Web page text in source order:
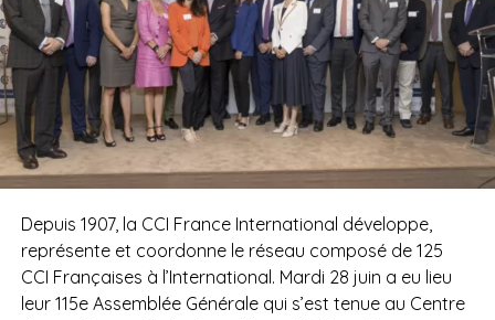
Depuis 1907, la CCI France International développe,
représente et coordonne le réseau composé de 125
CCI Françaises à l’International. Mardi 28 juin a eu lieu
leur 115e Assemblée Générale qui s’est tenue au Centre